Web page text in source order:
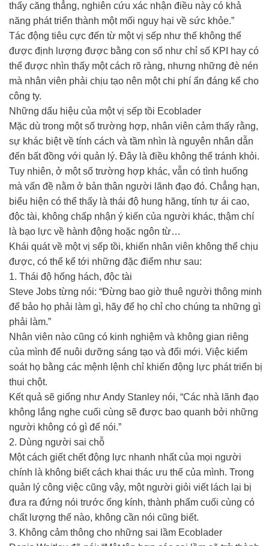
thấy căng thẳng, nghiên cứu xác nhận điều này có khả
năng phát triển thành một mối nguy hại về sức khỏe.”
Tác động tiêu cực đến từ một vị sếp như thế không thể
được định lượng được bằng con số như chỉ số KPI hay có
thể được nhìn thấy một cách rõ ràng, nhưng những đè nén
mà nhân viên phải chịu tạo nên một chi phí ẩn đáng kể cho
công ty.
Những dấu hiệu của một vị sếp tồi Ecoblader
Mặc dù trong một số trường hợp, nhân viên cảm thấy rằng,
sự khác biệt về tính cách và tầm nhìn là nguyên nhân dẫn
đến bất đồng với quản lý. Đây là điều không thể tránh khỏi.
Tuy nhiên, ở một số trường hợp khác, vẫn có tình huống
mà vấn đề nằm ở bản thân người lãnh đạo đó. Chẳng hạn,
biểu hiện có thể thấy là thái độ hung hăng, tính tự ái cao,
độc tài, không chấp nhận ý kiến của người khác, thậm chí
là bạo lực về hành động hoặc ngôn từ…
Khái quát về một vị sếp tồi, khiến nhân viên không thể chịu
được, có thể kể tới những đặc điểm như sau:
1. Thái độ hống hách, độc tài
Steve Jobs từng nói: “Đừng bao giờ thuê người thông minh
để bảo họ phải làm gì, hãy để họ chỉ cho chúng ta những gì
phải làm.”
Nhân viên nào cũng có kinh nghiệm và không gian riêng
của mình để nuôi dưỡng sáng tạo và đổi mới. Việc kiểm
soát họ bằng các mệnh lệnh chỉ khiến động lực phát triển bị
thui chột.
Kết quả sẽ giống như Andy Stanley nói, “Các nhà lãnh đạo
không lắng nghe cuối cùng sẽ được bao quanh bởi những
người không có gì để nói.”
2. Dùng người sai chỗ
Một cách giết chết động lực nhanh nhất của mọi người
chính là không biết cách khai thác ưu thế của mình. Trong
quản lý công việc cũng vậy, một người giỏi viết lách lại bị
đưa ra đứng nói trước ống kính, thành phẩm cuối cùng có
chất lượng thế nào, không cần nói cũng biết.
3. Không cảm thông cho những sai lầm Ecoblader